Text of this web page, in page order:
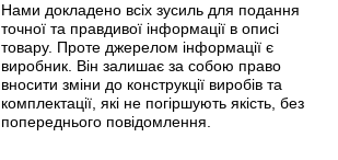
Нами докладено всіх зусиль для подання
точної та правдивої інформації в описі
товару. Проте джерелом інформації є
виробник. Він залишає за собою право
вносити зміни до конструкції виробів та
комплектації, які не погіршують якість, без
попереднього повідомлення.